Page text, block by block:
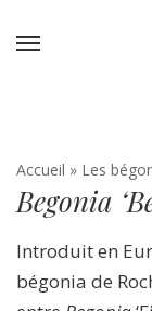
Accueil » Les
Begonia
Introduit en
bégonia de